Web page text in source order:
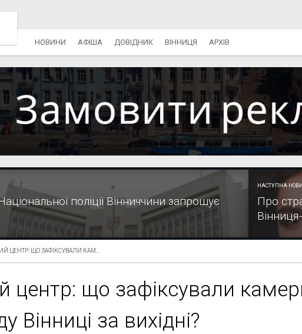
НОВИНИ АФІША ДОВІДНИК ВІННИЦЯ АРХІВ
поліції Вінниччини запрошує
НАСТУПНА
Про
ЦЕНТР: ЩО ЗАФІКСУВАЛИ КАМ...
центр: що зафіксували
Вінниці за вихідні?